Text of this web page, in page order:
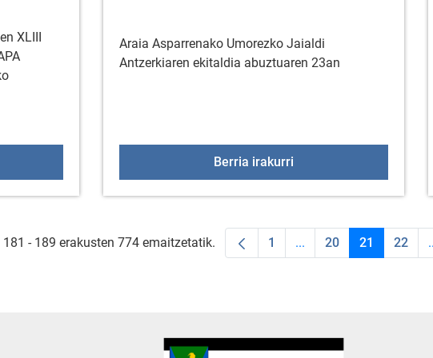
XLIII
ITZULIA KADETEAK 3. ETAPA (TXIRRINDULARITZA)
Araia Asparrenako Umorezko Jaialdi
Antzerkiaren ekitaldia abuztuaren 23an
Berria irakurri"Meraki" emanaldia
181 - 189 erakusten 774 emaitzetatik. Orrialdea
1 ...Intermediate Pages Use
Orrialdea
20 Orrialdea
21 22